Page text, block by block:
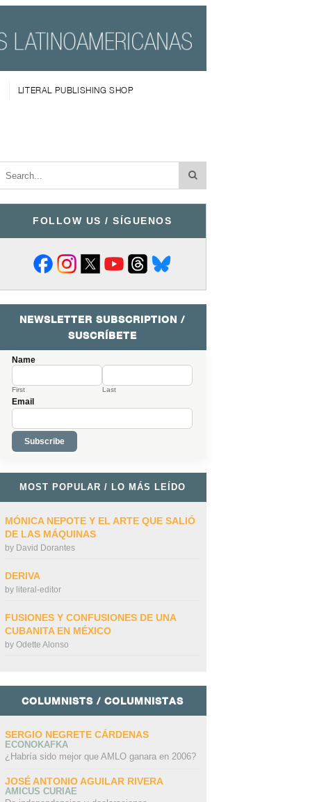
LITERAL PUBLISHING SHOP
FOLLOW US / SÍGUENOS
NEWSLETTER SUBSCRIPTION /
SUSCRÍBETE
Name
First Last
Email
MOST POPULAR / LO MÁS LEÍDO
MÓNICA NEPOTE Y EL ARTE QUE SALIÓ
DE LAS MÁQUINAS
by David Dorantes
DERIVA
by literal-editor
FUSIONES Y CONFUSIONES DE UNA
CUBANITA EN MÉXICO
by Odette Alonso
COLUMNISTS / COLUMNISTAS
SERGIO NEGRETE CÁRDENAS
ECONOKAFKA
¿Habría sido mejor que AMLO ganara en 2006?
JOSÉ ANTONIO AGUILAR RIVERA
AMICUS CURIAE